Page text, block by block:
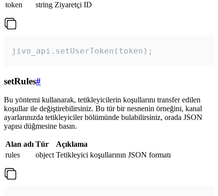
token
string Ziyaretçi ID
jivo_api.setUserToken(token);
setRules#
Bu yöntemi kullanarak, tetikleyicilerin koşullarını transfer edilen
koşullar ile değiştirebilirsiniz. Bu tür bir nesnenin örneğini, kanal
ayarlarınızda tetikleyiciler bölümünde bulabilirsiniz, orada JSON
yapısı düğmesine basın.
Alan adı Tür
Açıklama
rules
object Tetikleyici koşullarının JSON formatı